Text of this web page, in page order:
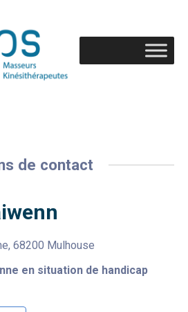
de contact
68200 Mulhouse
en situation de handicap